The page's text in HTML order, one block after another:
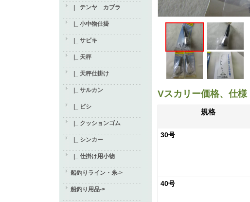
|_ テンヤ カブラ
|_ 小中物仕掛
|_ サビキ
|_ 天秤
|_ 天秤仕掛け
|_ サルカン
|_ ビシ
|_ クッションゴム
|_ シンカー
|_ 仕掛け用小物
船釣りライン・糸->
船釣り用品->
Vスカリー価格、仕様
規格
30号
40号